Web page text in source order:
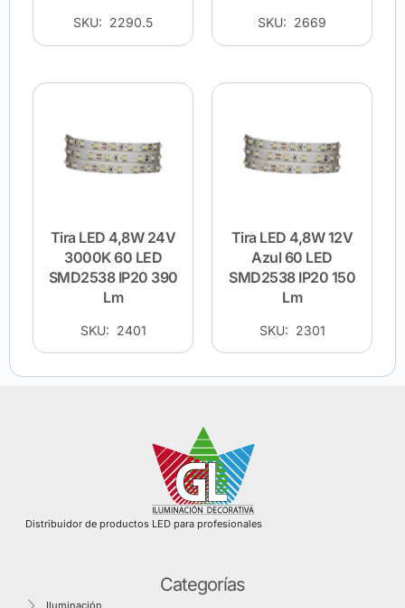
SKU: 2290.5 SKU: 2669
Tira LED 4,8W 24V
3000K 60 LED
SMD2538 IP20 390
Lm
SKU: 2401
Tira LED 4,8W 12V
Azul 60 LED
SMD2538 IP20 150
Lm
SKU: 2301
Distribuidor de productos LED para profesionales
Categorías
Iluminación